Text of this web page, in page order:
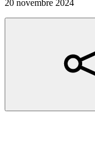
20 novembre 2024